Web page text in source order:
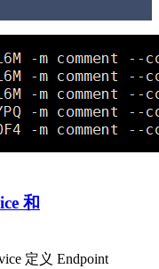
和
定义 Endpoint